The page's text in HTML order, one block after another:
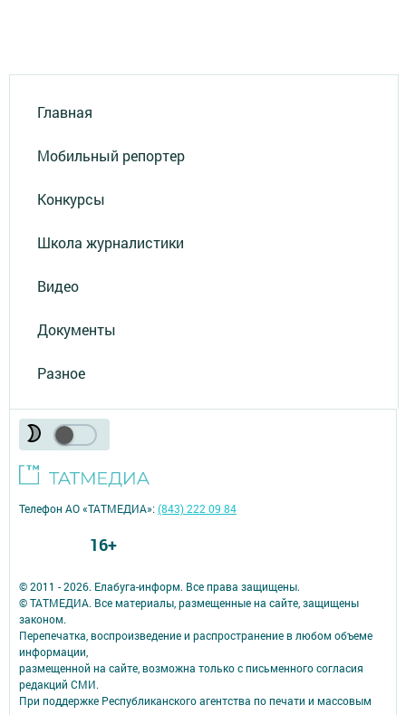
Главная
Мобильный репортер
Конкурсы
Школа журналистики
Видео
Документы
Разное
© 2011 - 2026. Елабуга-информ. Все права защищены.
© ТАТМЕДИА. Все материалы, размещенные на сайте, защищены
законом.
Перепечатка, воспроизведение и распространение в любом объеме
информации,
размещенной на сайте, возможна только с письменного согласия
редакций СМИ.
При поддержке Республиканского агентства по печати и массовым
Телефон АО «ТАТМЕДИА»:(843) 222 09 84
16+